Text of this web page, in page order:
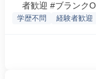
者歓迎 #ブランク
学歴不問 経験者歓迎